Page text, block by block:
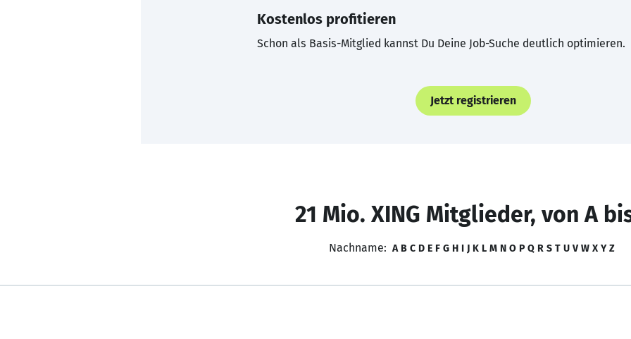
Kostenlos profitieren
Schon als Basis-Mitglied kannst Du Deine Job-Suche deutlich optimieren.
Jetzt registrieren
21 Mio. XING Mitglieder, von A
Nachname: A B C D E F G H I J K L M N O P Q R S T U V W X Y Z